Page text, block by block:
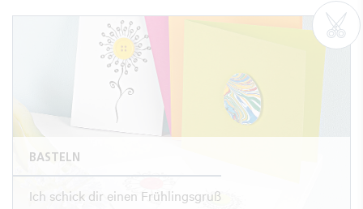
BASTELN
Ich schick dir einen Frühlingsgruß